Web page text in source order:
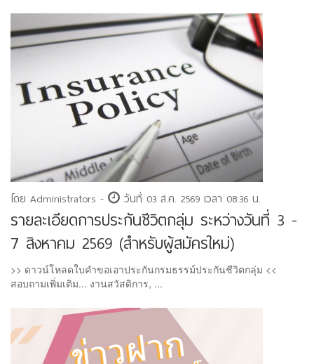
โดย Administrators - วันที่ 03 ส.ค. 2569 เวลา 08:36 น.
รายละเอียดการประกันชีวิตกลุ่ม ระหว่างวันที่ 3 -
7 สิงหาคม 2569 (สำหรับผู้สมัครใหม่)
>> ดาวน์โหลดใบคำขอเอาประกันกรมธรรม์ประกันชีวิตกลุ่ม <<
สอบถามเพิ่มเติม... งานสวัสดิการ, ...